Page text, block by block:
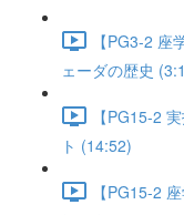
【PG3-2
ェーダの歴史
【PG15-2
ト (14:52)
【PG15-2